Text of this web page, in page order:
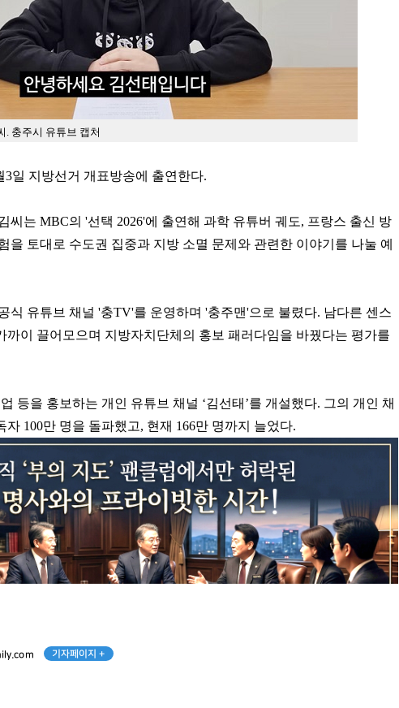
. 충주시 유튜브 캡처
3일 지방선거 개표방송에 출연한다.
씨는 MBC의 '선택 2026'에 출연해 과학 유튜버 궤도, 프랑스 출신 방
을 토대로 수도권 집중과 지방 소멸 문제와 관련한 이야기를 나눌 예
식 유튜브 채널 '충TV'를 운영하며 '충주맨'으로 불렸다. 남다른 센스
까이 끌어모으며 지방자치단체의 홍보 패러다임을 바꿨다는 평가를
등을 홍보하는 개인 유튜브 채널 ‘김선태 ’를 개설했다. 그의 개인 채
자 100만 명을 돌파했고, 현재 166만 명까지 늘었다.
기자페이지 +